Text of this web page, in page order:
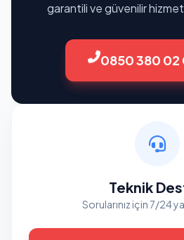
garantili ve güvenilir
0850 380 02
Teknik
Sorularınız için 7/24